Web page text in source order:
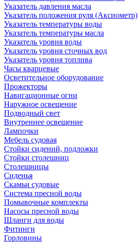
Указатель давления масла
Указатель положения руля (Аксиометр)
Указатель температуры воды
Указатель температуры масла
Указатель уровня воды
Указатель уровня сточных вод
Указатель уровня топлива
Часы кварцевые
Осветительное оборудование
Прожекторы
Навигационные огни
Наружное освещение
Подводный свет
Внутреннее освещение
Лампочки
Мебель судовая
Стойки сидений, подложки
Стойки столешниц
Столешницы
Сиденья
Скамьи судовые
Система пресной воды
Помывочные комплекты
Насосы пресной воды
Шланги для воды
Фитинги
Горловины